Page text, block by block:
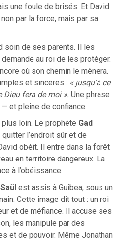
une foule de brisés. Et David
par la force, mais par sa
soin de ses parents. Il les
au roi de les protéger.
où son chemin le mènera.
et sincères : « jusqu’à ce
Dieu fera de moi ». Une phrase
et pleine de confiance.
loin. Le prophète Gad
l’endroit sûr et de
obéit. Il entre dans la forêt
en territoire dangereux. La
à l’obéissance.
Saül est assis à Guibea, sous un
Cette image dit tout : un roi
et de méfiance. Il accuse ses
les manipule par des
et de pouvoir. Même Jonathan